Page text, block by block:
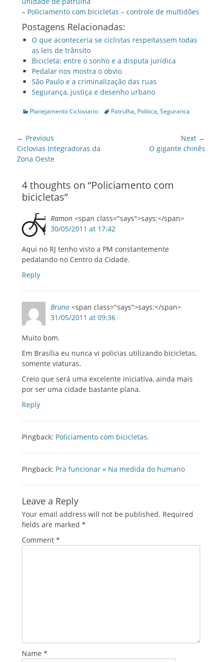
– Policiamento com bicicletas – controle de multidões
Postagens Relacionadas:
O que aconteceria se ciclistas respeitassem todas
as leis de trânsito
Bicicleta: entre o sonho e a disputa jurídica
Pedalar nos mostra o óbvio
São Paulo e a criminalização das ruas
Segurança, justiça e desenho urbano
Categories
Planejamento Cicloviario TagsPatrulha, Politica, Seguranca
Post
navigation
← Previous
Previous
post:
Ciclovias Integradoras da
Zona Oeste
Next →
O gigante chinês
4 thoughts on “Policiamento com
bicicletas”
Ramon <span class="says">says:</span>
30/05/2011 at 17:42
Aqui no RJ tenho visto a PM constantemente
pedalando no Centro da Cidade.
Reply
Bruno <span class="says">says:</span>
31/05/2011 at 09:36
Muito bom.
Em Brasília eu nunca vi policias utilizando bicicletas,
somente viaturas.
Creio que será uma excelente iniciativa, ainda mais
por ser uma cidade bastante plana.
Reply
Pingback: Policiamento com bicicletas.
Pingback: Pra funcionar « Na medida do humano
Leave a Reply
Your email address will not be published. Required
fields are marked *
Comment *
Name *